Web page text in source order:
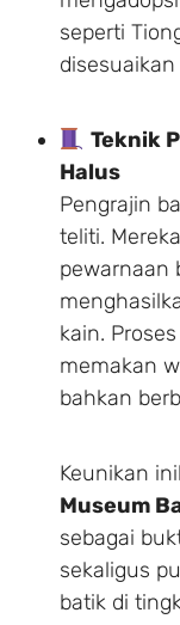
seperti
Teknik
Halus
Pengrajin
teliti.
pewarnaan
kain.
memakan
bahkan
Keunikan
Museum
sebagai
sekaligus
batik di